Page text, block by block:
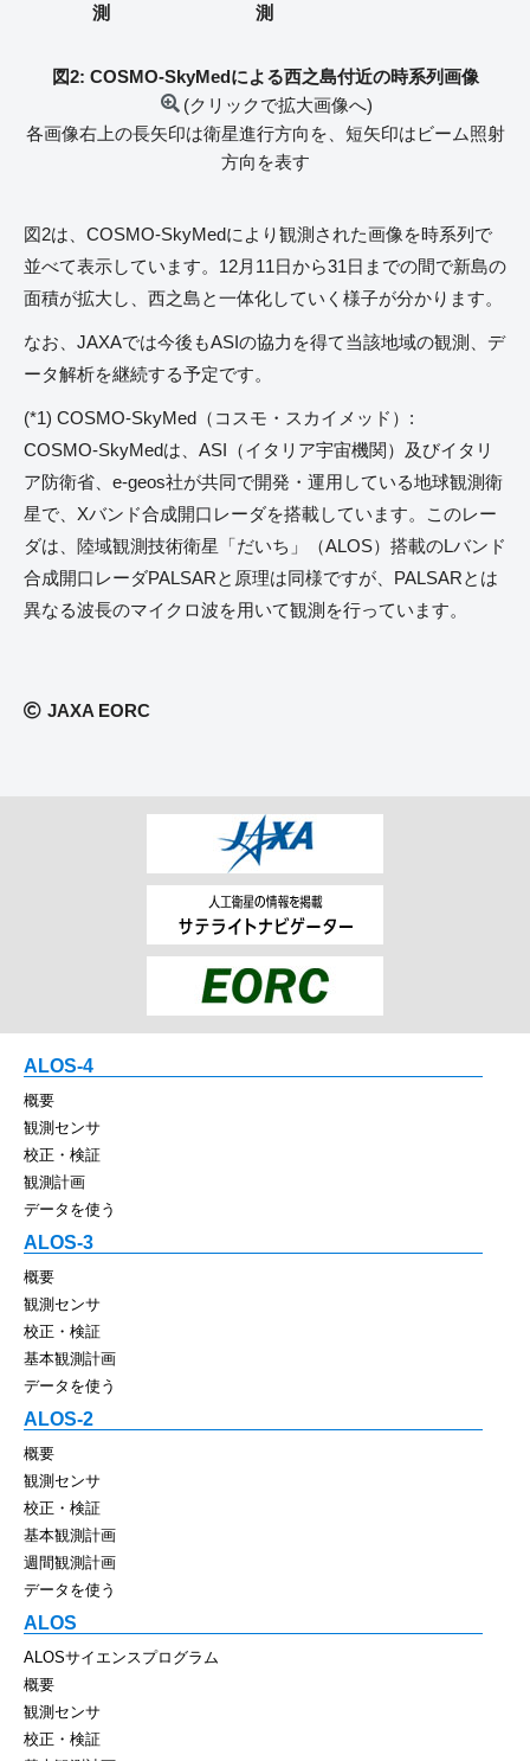
測 測
図2: COSMO-SkyMedによる西之島付近の時系列画像
(クリックで拡大画像へ)
各画像右上の長矢印は衛星進行方向を、短矢印はビーム照射
方向を表す
図2は、COSMO-SkyMedにより観測された画像を時系列で
並べて表示しています。12月11日から31日までの間で新島の
面積が拡大し、西之島と一体化していく様子が分かります。
なお、JAXAでは今後もASIの協力を得て当該地域の観測、デ
ータ解析を継続する予定です。
(*1) COSMO-SkyMed（コスモ・スカイメッド）:
COSMO-SkyMedは、ASI（イタリア宇宙機関）及びイタリ
ア防衛省、e-geos社が共同で開発・運用している地球観測衛
星で、Xバンド合成開口レーダを搭載しています。このレー
ダは、陸域観測技術衛星「だいち」（ALOS）搭載のLバンド
合成開口レーダPALSARと原理は同様ですが、PALSARとは
異なる波長のマイクロ波を用いて観測を行っています。
JAXA EORC
ALOS-4
概要
観測センサ
校正・検証
観測計画
データを使う
ALOS-3
概要
観測センサ
校正・検証
基本観測計画
データを使う
ALOS-2
概要
観測センサ
校正・検証
基本観測計画
週間観測計画
データを使う
ALOS
ALOSサイエンスプログラム
概要
観測センサ
校正・検証